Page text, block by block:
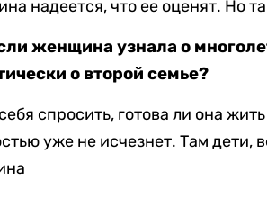
надеется, что ее оценят. Но
женщина узнала о
о второй семье?
спросить, готова ли она
уже не исчезнет. Там дети,